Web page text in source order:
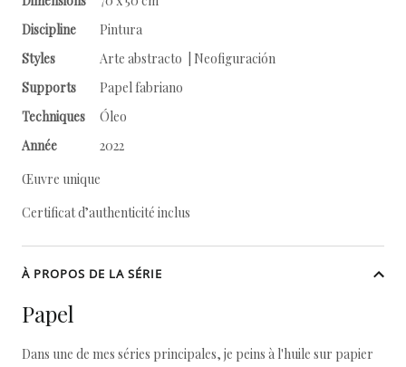
Discipline
Pintura
Styles
Arte abstracto | Neofiguración
Supports
Papel fabriano
Techniques
Óleo
Année
2022
Œuvre unique
Certificat d’authenticité inclus
À PROPOS DE LA SÉRIE
Papel
Dans une de mes séries principales, je peins à l'huile sur papier